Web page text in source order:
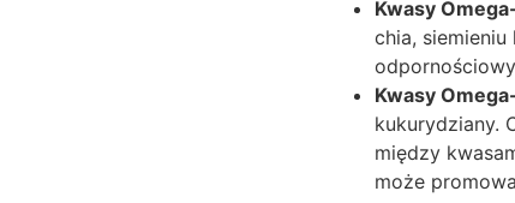
Kwasy
chia, siemieniu
Kwasy
kukurydziany.
między
może